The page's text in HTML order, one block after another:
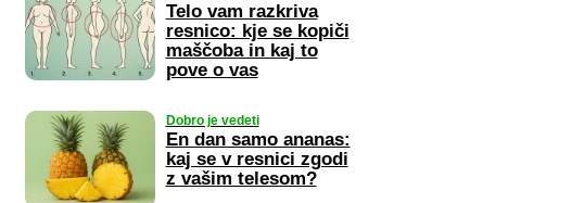
Telo vam razkriva
resnico: kje se kopiči
maščoba in kaj to
pove o vas
Dobro je vedeti
En dan samo ananas:
kaj se v resnici zgodi
z vašim telesom?